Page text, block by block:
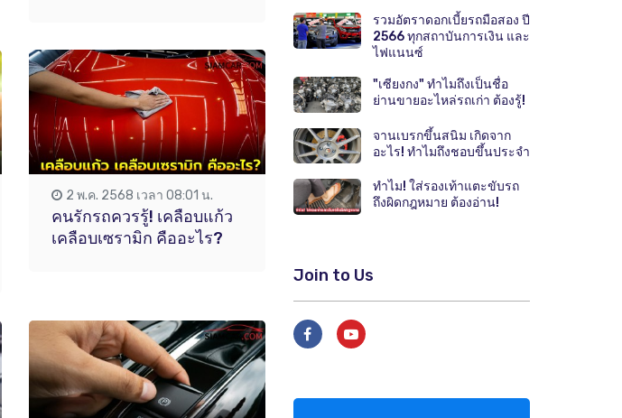
2 พ.ค. 2568 เวลา 08:01 น.
คนรักรถควรรู้! เคลือบแก้ว
เคลือบเซรามิก คืออะไร?
รวมอัตราดอกเบี้ยรถมือสอง ปี
2566 ทุกสถาบันการเงิน และ
ไฟแนนซ์
"เซียงกง" ทำไมถึงเป็นชื่อ
ย่านขายอะไหล่รถเก่า ต้องรู้!
จานเบรกขึ้นสนิม เกิดจาก
อะไร! ทำไมถึงชอบขึ้นประจำ
ทำไม! ใส่รองเท้าแตะขับรถ
ถึงผิดกฎหมาย ต้องอ่าน!
Join to Us